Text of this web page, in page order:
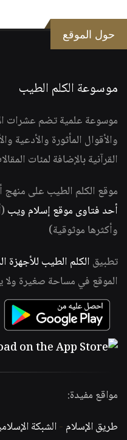
حول الموقع
موسوعة الكلم الطيب
موسوعة علمية تضم عشرات
والأقوال المأثورة والأدعية
القرآنية بالإضافة لمئات
موقع الكلم الطيب على منهج
أحد فتاوى موقع إسلام ويب
وأكثرها موثوقية)
تطبيق الكلم الطيب للأجهزة
الموقع في مساحة صغيرة ولا
مواقع مفيدة:
طريق الإسلام -الشبكة